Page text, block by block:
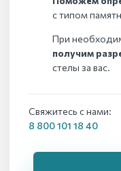
с типом
При
получим
стелы за вас.
Свяжитесь с нами:
8 800 101 18 40